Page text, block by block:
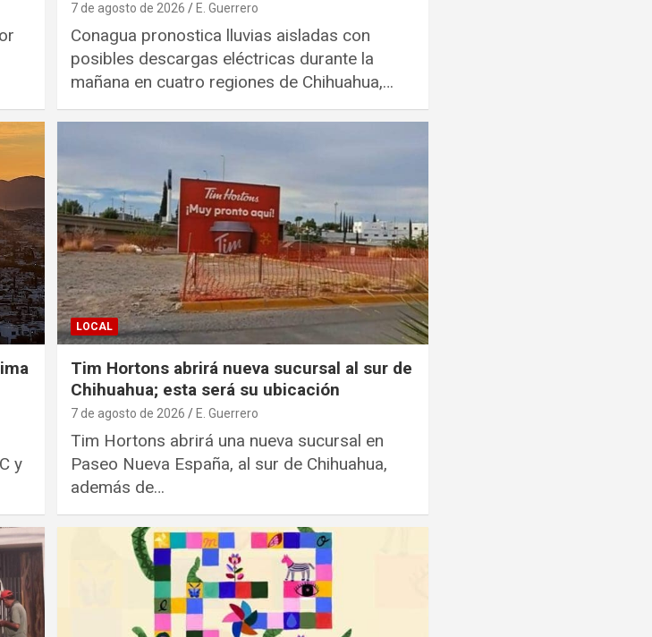
7 de agosto de 2026 E. Guerrero
Conagua pronostica lluvias aisladas con
posibles descargas eléctricas durante la
mañana en cuatro regiones de Chihuahua,…
y
LOCAL
Tim Hortons abrirá nueva sucursal al sur de
Chihuahua; esta será su ubicación
7 de agosto de 2026 E. Guerrero
Tim Hortons abrirá una nueva sucursal en
Paseo Nueva España, al sur de Chihuahua,
además de…